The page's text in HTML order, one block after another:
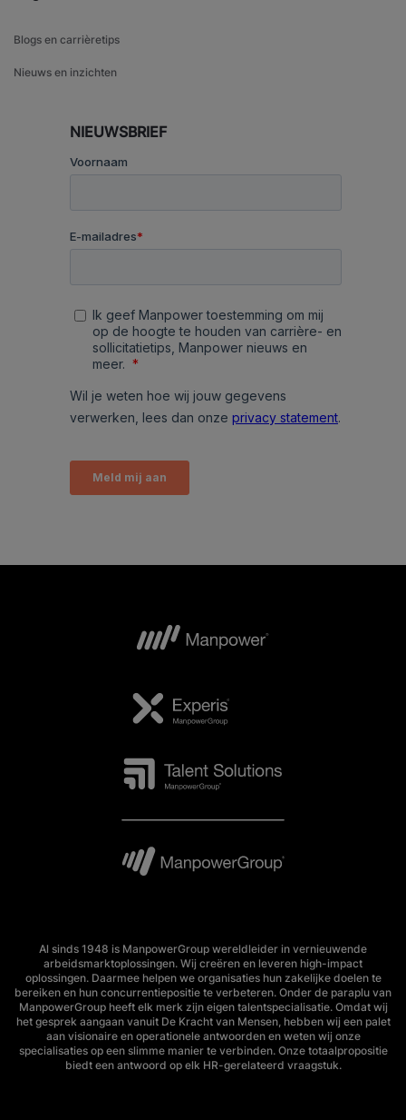
Blogs en carrièretips
Nieuws en inzichten
NIEUWSBRIEF
Al sinds 1948 is ManpowerGroup wereldleider in vernieuwende
arbeidsmarktoplossingen. Wij creëren en leveren high-impact
oplossingen. Daarmee helpen we organisaties hun zakelijke doelen te
bereiken en hun concurrentiepositie te verbeteren. Onder de paraplu van
ManpowerGroup heeft elk merk zijn eigen talentspecialisatie. Omdat wij
het gesprek aangaan vanuit De Kracht van Mensen, hebben wij een palet
aan visionaire en operationele antwoorden en weten wij onze
specialisaties op een slimme manier te verbinden. Onze totaalpropositie
biedt een antwoord op elk HR-gerelateerd vraagstuk.